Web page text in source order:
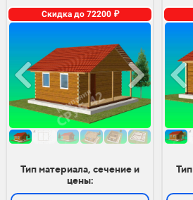
Скидка до 72200 ₽
Тип материала, сечение и
цены: